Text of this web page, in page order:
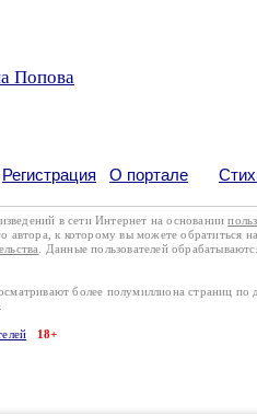
Попова
Регистрация О портале
в сети Интернет на основании
автора, к которому вы можете обратиться
. Данные пользователей
более полумиллиона страниц
18+